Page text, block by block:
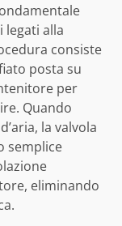
legati alla
consiste
posta su
per
Quando
la valvola
semplice
eliminando